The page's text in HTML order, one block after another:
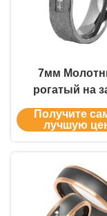
7мм
рогатый на
Дамаск
кольцо
изделия
Получите
лучшую